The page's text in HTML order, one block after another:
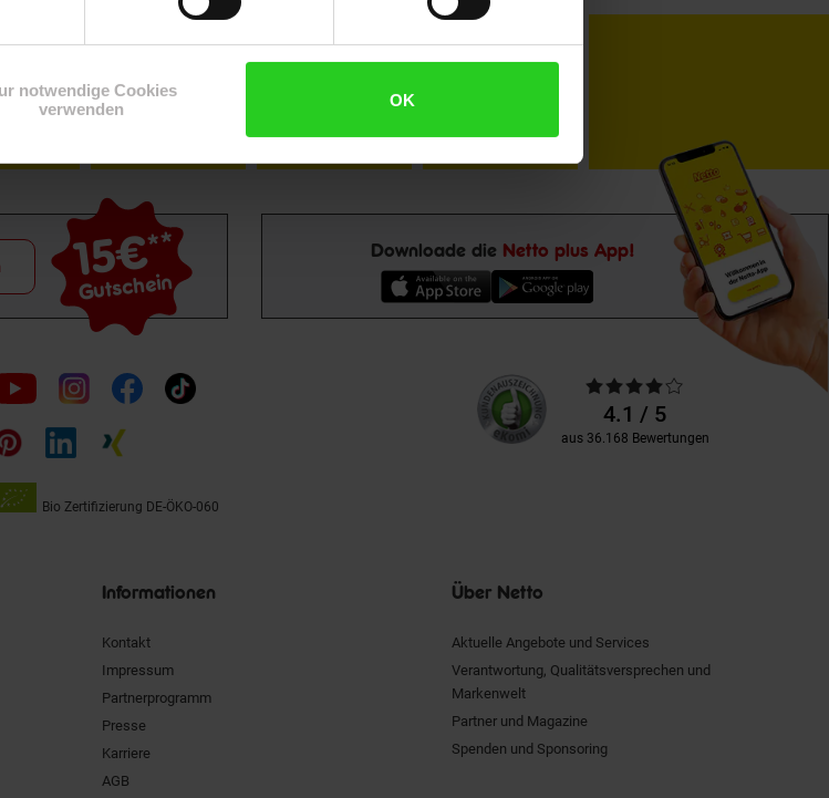
notwendige Cookies
verwenden
OK
Rezeptwelt NettoKOM Karriere
15€**
Gutschein
Downloade die Netto plus App!
Bio Zertifizierung DE-ÖKO-060
Unsere
Kundenbewertungen
Durchschnittliche
Bewertungen4.1 / 5
aus 36.168 Bewertungen
Informationen
Kontakt
Impressum
Partnerprogramm
Presse
Karriere
AGB
Über Netto
Aktuelle Angebote und Services
Verantwortung, Qualitätsversprechen und
Markenwelt
Partner und Magazine
Spenden und Sponsoring